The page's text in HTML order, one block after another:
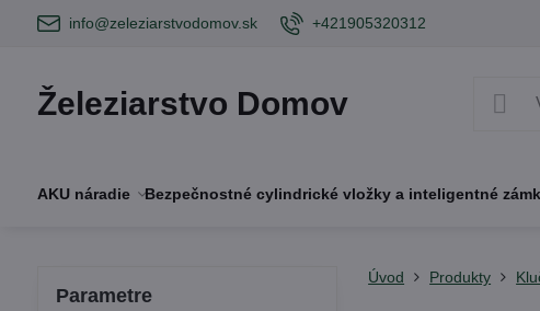
info@zeleziarstvodomov.sk +421905320312
Železiarstvo Domov
AKU náradie Bezpečnostné cylindrické vložky a inteligentné
Úvod Produkty
Parametre